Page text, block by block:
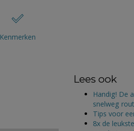
Kenmerken
Lees ook
Handig! De
snelweg
Tips voor
8x de